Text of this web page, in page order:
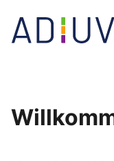
content
Go to landing page.